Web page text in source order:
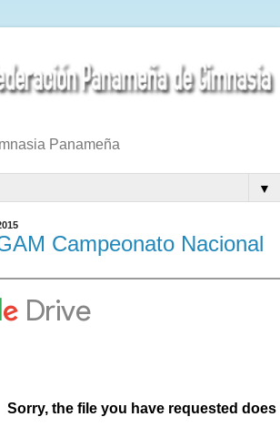
Panameña
▼
Campeonato Nacional